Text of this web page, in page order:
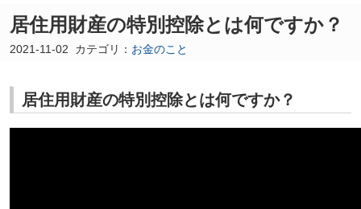
居住用財産の特別控除とは何ですか？
2021-11-02 カテゴリ： お金のこと
居住用財産の特別控除とは何ですか？